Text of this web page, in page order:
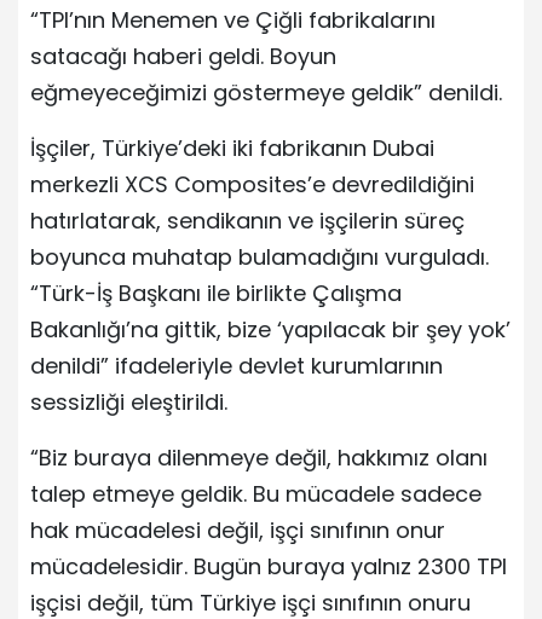
“TPI’nın Menemen ve Çiğli fabrikalarını
satacağı haberi geldi. Boyun
eğmeyeceğimizi göstermeye geldik” denildi.
İşçiler, Türkiye’deki iki fabrikanın Dubai
merkezli XCS Composites’e devredildiğini
hatırlatarak, sendikanın ve işçilerin süreç
boyunca muhatap bulamadığını vurguladı.
“Türk-İş Başkanı ile birlikte Çalışma
Bakanlığı’na gittik, bize ‘yapılacak bir şey yok’
denildi” ifadeleriyle devlet kurumlarının
sessizliği eleştirildi.
“Biz buraya dilenmeye değil, hakkımız olanı
talep etmeye geldik. Bu mücadele sadece
hak mücadelesi değil, işçi sınıfının onur
mücadelesidir. Bugün buraya yalnız 2300 TPI
işçisi değil, tüm Türkiye işçi sınıfının onuru